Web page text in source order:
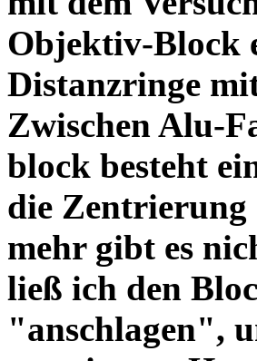
Objektiv-Block
Distanzringe
Zwischen Alu-
block besteht
die Zentrierung
mehr gibt es
ließ ich den
"anschlagen",